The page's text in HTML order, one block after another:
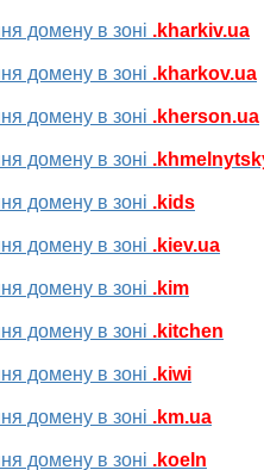
домену в зоні .kharkiv.ua
домену в зоні .kharkov.ua
домену в зоні .kherson.ua
домену в зоні
домену в зоні .kids
домену в зоні .kiev.ua
домену в зоні .kim
домену в зоні .kitchen
домену в зоні .kiwi
домену в зоні .km.ua
домену в зоні .koeln